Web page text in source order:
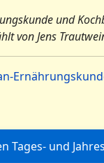
und
von Jens
Beitrag:
Tages- und